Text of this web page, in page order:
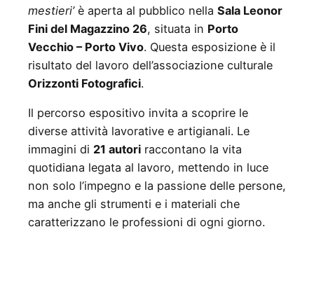
mestieri’è aperta al pubblico nella Sala Leonor
Fini del Magazzino 26, situata in Porto
Vecchio – Porto Vivo. Questa esposizione è il
risultato del lavoro dell’associazione culturale
Orizzonti Fotografici.
Il percorso espositivo invita a scoprire le
diverse attività lavorative e artigianali. Le
immagini di 21 autori raccontano la vita
quotidiana legata al lavoro, mettendo in luce
non solo l’impegno e la passione delle persone,
ma anche gli strumenti e i materiali che
caratterizzano le professioni di ogni giorno.